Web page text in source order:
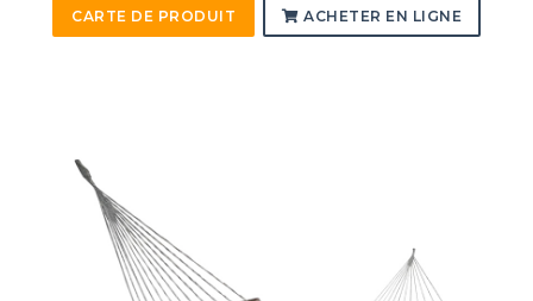
CARTE DE PRODUIT ACHETER EN LIGNE